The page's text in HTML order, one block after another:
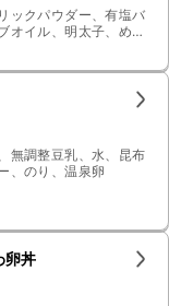
ックパウダー、有塩バ
オイル、明太子、めん
無調整豆乳、水、昆布
、のり、温泉卵
卵丼